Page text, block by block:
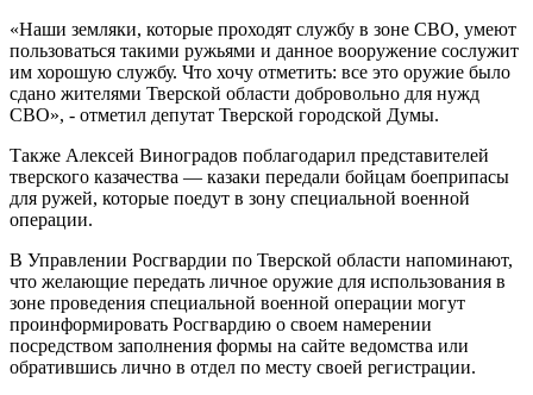
«Наши земляки, которые проходят службу в зоне СВО, умеют
пользоваться такими ружьями и данное вооружение сослужит
им хорошую службу. Что хочу отметить: все это оружие было
сдано жителями Тверской области добровольно для нужд
СВО», - отметил депутат Тверской городской Думы.
Также Алексей Виноградов поблагодарил представителей
тверского казачества — казаки передали бойцам боеприпасы
для ружей, которые поедут в зону специальной военной
операции.
В Управлении Росгвардии по Тверской области напоминают,
что желающие передать личное оружие для использования в
зоне проведения специальной военной операции могут
проинформировать Росгвардию о своем намерении
посредством заполнения формы на сайте ведомства или
обратившись лично в отдел по месту своей регистрации.